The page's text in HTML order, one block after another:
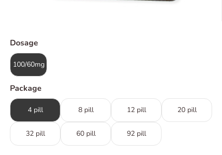
Dosage
100/60mg
Package
4 pill 8 pill 12 pill 20 pill
32 pill 60 pill 92 pill